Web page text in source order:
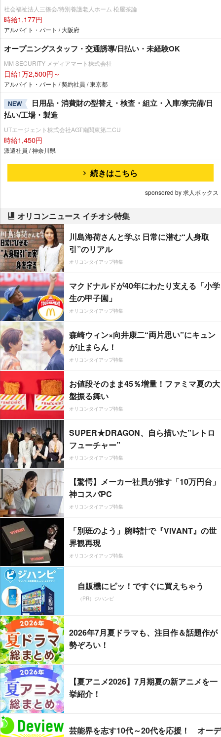
社会福祉法人三篠会/特別養護老人ホーム 松屋茶論
時給1,177円
アルバイト・パート / 大阪府
オープニングスタッフ・交通誘導/日払い・未経験OK
MM SECURITY メディアマート株式会社
日給1万2,500円～
アルバイト・パート / 契約社員 / 東京都
NEW
日用品・消費財の型替え・検査・組立・入庫/寮完備/日
払い/工場・製造
UTエージェント株式会社AGT南関東第二CU
時給1,450円
派遣社員 / 神奈川県
続きはこちら
sponsored by 求人ボックス
オリコンニュース イチオシ特集
川島海荷さんと学ぶ 日常に潜む“人身取
引”のリアル
オリコンタイアップ特集
マクドナルドが40年にわたり支える「小学
生の甲子園」
オリコンタイアップ特集
森崎ウィン×向井康二“両片思い”にキュン
が止まらん！
オリコンタイアップ特集
お値段そのまま45％増量！ファミマ夏の大
盤振る舞い
オリコンタイアップ特集
SUPER★DRAGON、自ら描いた”レトロ
フューチャー”
オリコンタイアップ特集
【驚愕】メーカー社員が推す「10万円台」
神コスパPC
オリコンタイアップ特集
「別班のよう」腕時計で『VIVANT』の世
界観再現
オリコンタイアップ特集
自販機にピッ！ですぐに買えちゃう
（PR）ジハンピ
2026年7月夏ドラマも、注目作＆話題作が
勢ぞろい！
【夏アニメ2026】7月期夏の新アニメを一
挙紹介！
芸能界を志す10代～20代を応援！ オーデ